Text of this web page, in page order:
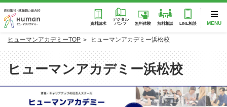
資料請求
デジタル
パンフ
無料体験 無料相談 LINE相談 MENU
ヒューマンアカデミーTOP ヒューマンアカデミー浜松校
ヒューマンアカデミー浜松校